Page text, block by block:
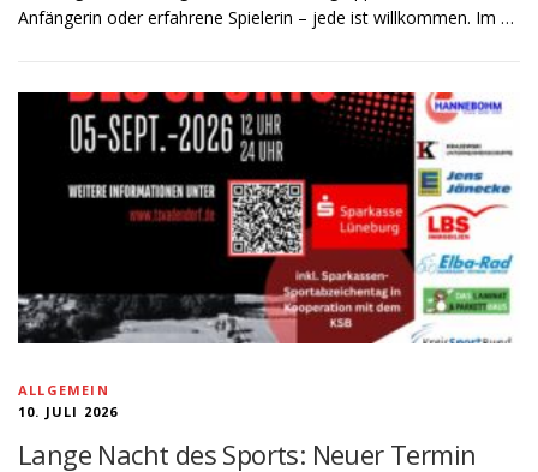
Anfängerin oder erfahrene Spielerin – jede ist willkommen. Im …
ALLGEMEIN
10. JULI 2026
Lange Nacht des Sports: Neuer Termin